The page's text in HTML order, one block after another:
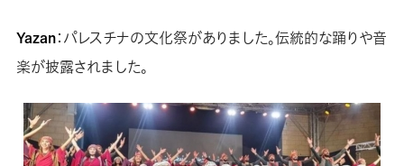
Yazan：パレスチナの文化祭がありました。伝統的な踊りや音
楽が披露されました。